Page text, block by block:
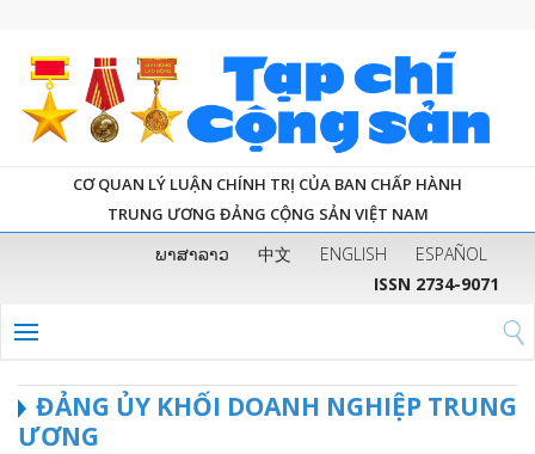
CƠ QUAN LÝ LUẬN CHÍNH TRỊ CỦA BAN CHẤP HÀNH
TRUNG ƯƠNG ĐẢNG CỘNG SẢN VIỆT NAM
ພາສາລາວ 中文 ENGLISH
ESPAÑOL
ISSN 2734-9071
ĐẢNG ỦY KHỐI DOANH NGHIỆP TRUNG
ƯƠNG